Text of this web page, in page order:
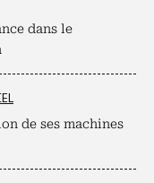
dans le
de ses machines